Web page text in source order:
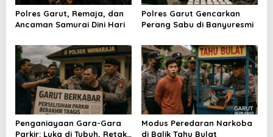
Polres Garut, Remaja, dan
Ancaman Samurai Dini Hari
Polres Garut Gencarkan
Perang Sabu di Banyuresmi
Penganiayaan Gara-Gara
Parkir: Luka di Tubuh, Retak
Modus Peredaran Narkoba
di Balik Tahu Bulat